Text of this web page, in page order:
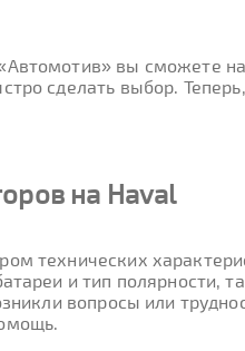
вы
сделать выбор.
на Haval
технических
и тип полярности,
вопросы или